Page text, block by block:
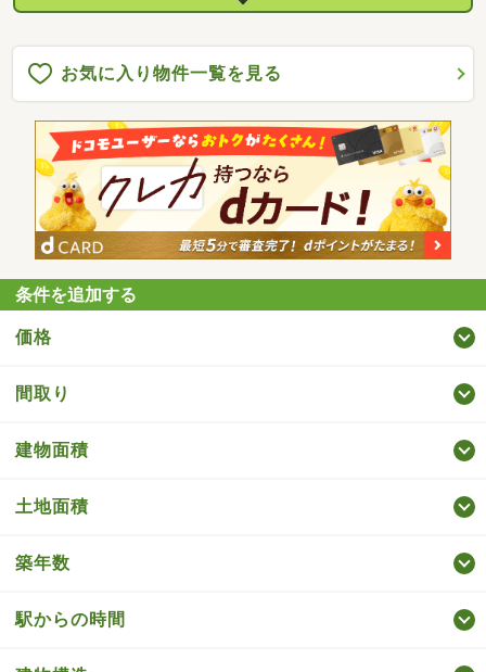
お気に入り物件一覧を見る
条件を追加する
価格
間取り
建物面積
土地面積
築年数
駅からの時間